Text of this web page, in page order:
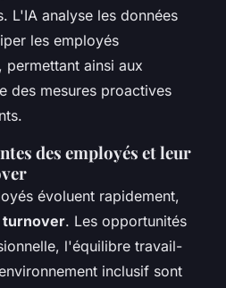
L'IA analyse les données
les employés
permettant ainsi aux
des mesures proactives
des employés et leur
évoluent rapidement,
turnover. Les opportunités
l'équilibre travail-
inclusif sont